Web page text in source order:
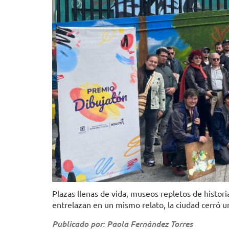
Plazas llenas de vida, museos repletos de
entrelazan en un mismo relato, la ciudad cerró
Publicado por: Paola Fernández Torres